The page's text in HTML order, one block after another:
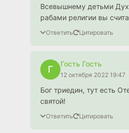
Всевышнему детьми
рабами религии вы
Ответить Цитировать
Г
Гость Гость
12 октября 2022 19:47
Бог триедин, тут есть
святой!
Ответить Цитировать